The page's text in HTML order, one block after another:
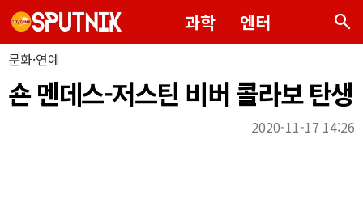
과학 엔터 search
문화·연예
숀 멘데스-저스틴 비버 콜라보 탄생
2020-11-17 14:26